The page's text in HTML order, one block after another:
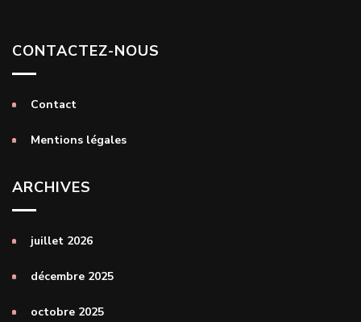
CONTACTEZ-NOUS
Contact
Mentions légales
ARCHIVES
juillet 2026
décembre 2025
octobre 2025